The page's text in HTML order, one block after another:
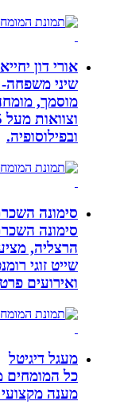
אורי דון יחייא
שיני משפחה- עורך
מוסמך, מומחה
ובפילוסופיה.
סימונה השכרת
סימונה השכרת
הרצליה, מציעה
שייט זוגי רומנטי,
ואירועים פרטיים
מעגל דיגיטל
כל המומחים
מענה מקצועי